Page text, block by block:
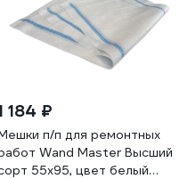
184 ₽
п/п для ремонтных
Wand Master Высший
55х95, цвет белый